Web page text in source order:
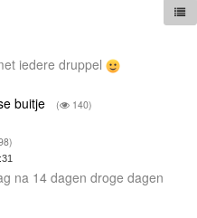
iedere druppel
buitje ( 140)
na 14 dagen droge dagen